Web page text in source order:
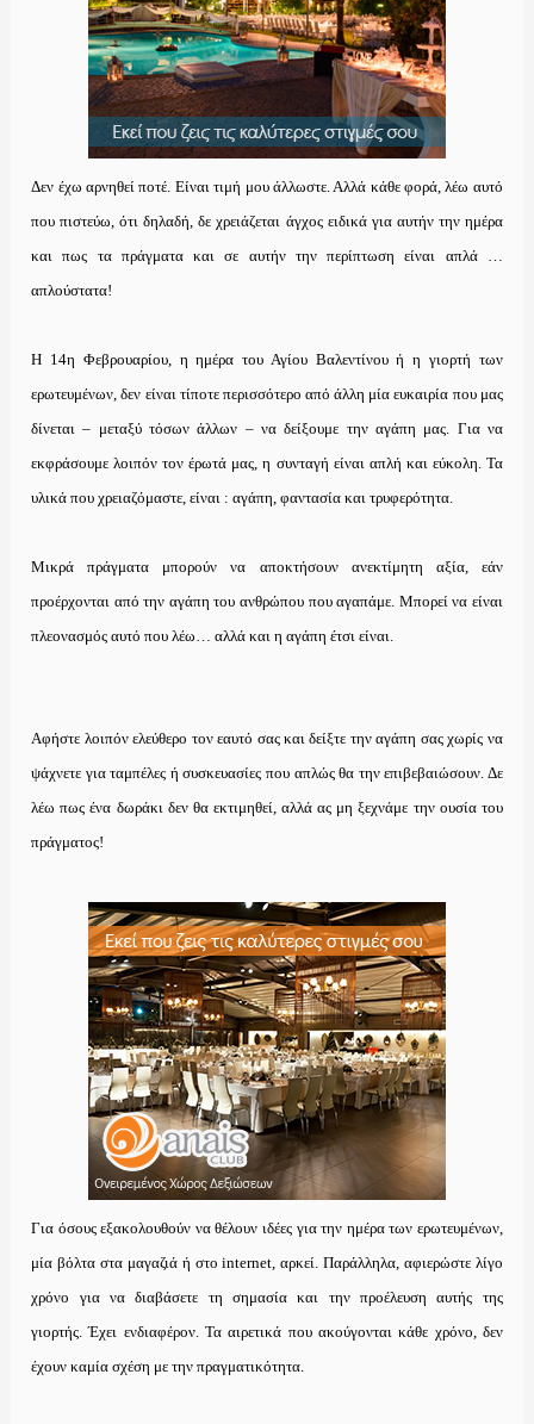
Δεν έχω αρνηθεί ποτέ. Είναι τιμή μου άλλωστε. Αλλά κάθε φορά, λέω αυτό
που πιστεύω, ότι δηλαδή, δε χρειάζεται άγχος ειδικά για αυτήν την ημέρα
και πως τα πράγματα και σε αυτήν την περίπτωση είναι απλά …
απλούστατα!
Η 14η Φεβρουαρίου, η ημέρα του Αγίου Βαλεντίνου ή η γιορτή των
ερωτευμένων, δεν είναι τίποτε περισσότερο από άλλη μία ευκαιρία που μας
δίνεται – μεταξύ τόσων άλλων – να δείξουμε την αγάπη μας. Για να
εκφράσουμε λοιπόν τον έρωτά μας, η συνταγή είναι απλή και εύκολη. Τα
υλικά που χρειαζόμαστε, είναι : αγάπη, φαντασία και τρυφερότητα.
Μικρά πράγματα μπορούν να αποκτήσουν ανεκτίμητη αξία, εάν
προέρχονται από την αγάπη του ανθρώπου που αγαπάμε. Μπορεί να είναι
πλεονασμός αυτό που λέω… αλλά και η αγάπη έτσι είναι.
Αφήστε λοιπόν ελεύθερο τον εαυτό σας και δείξτε την αγάπη σας χωρίς να
ψάχνετε για ταμπέλες ή συσκευασίες που απλώς θα την επιβεβαιώσουν. Δε
λέω πως ένα δωράκι δεν θα εκτιμηθεί, αλλά ας μη ξεχνάμε την ουσία του
πράγματος!
Για όσους εξακολουθούν να θέλουν ιδέες για την ημέρα των ερωτευμένων,
μία βόλτα στα μαγαζιά ή στο internet, αρκεί. Παράλληλα, αφιερώστε λίγο
χρόνο για να διαβάσετε τη σημασία και την προέλευση αυτής της
γιορτής. Έχει ενδιαφέρον. Τα αιρετικά που ακούγονται κάθε χρόνο, δεν
έχουν καμία σχέση με την πραγματικότητα.